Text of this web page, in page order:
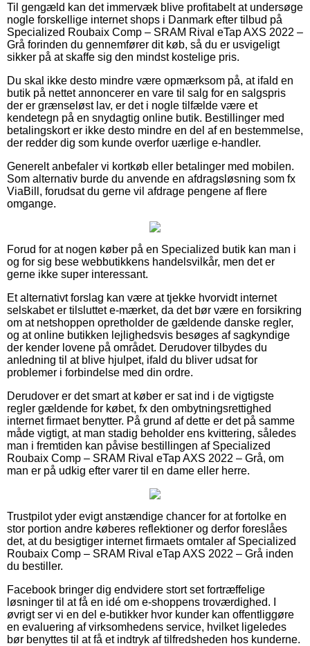
Til gengæld kan det immervæk blive profitabelt at undersøge
nogle forskellige internet shops i Danmark efter tilbud på
Specialized Roubaix Comp – SRAM Rival eTap AXS 2022 –
Grå forinden du gennemfører dit køb, så du er usvigeligt
sikker på at skaffe sig den mindst kostelige pris.
Du skal ikke desto mindre være opmærksom på, at ifald en
butik på nettet annoncerer en vare til salg for en salgspris
der er grænseløst lav, er det i nogle tilfælde være et
kendetegn på en snydagtig online butik. Bestillinger med
betalingskort er ikke desto mindre en del af en bestemmelse,
der redder dig som kunde overfor uærlige e-handler.
Generelt anbefaler vi kortkøb eller betalinger med mobilen.
Som alternativ burde du anvende en afdragsløsning som fx
ViaBill, forudsat du gerne vil afdrage pengene af flere
omgange.
Forud for at nogen køber på en Specialized butik kan man i
og for sig bese webbutikkens handelsvilkår, men det er
gerne ikke super interessant.
Et alternativt forslag kan være at tjekke hvorvidt internet
selskabet er tilsluttet e-mærket, da det bør være en forsikring
om at netshoppen opretholder de gældende danske regler,
og at online butikken lejlighedsvis besøges af sagkyndige
der kender lovene på området. Derudover tilbydes du
anledning til at blive hjulpet, ifald du bliver udsat for
problemer i forbindelse med din ordre.
Derudover er det smart at køber er sat ind i de vigtigste
regler gældende for købet, fx den ombytningsrettighed
internet firmaet benytter. På grund af dette er det på samme
måde vigtigt, at man stadig beholder ens kvittering, således
man i fremtiden kan påvise bestillingen af Specialized
Roubaix Comp – SRAM Rival eTap AXS 2022 – Grå, om
man er på udkig efter varer til en dame eller herre.
Trustpilot yder evigt anstændige chancer for at fortolke en
stor portion andre køberes reflektioner og derfor foreslåes
det, at du besigtiger internet firmaets omtaler af Specialized
Roubaix Comp – SRAM Rival eTap AXS 2022 – Grå inden
du bestiller.
Facebook bringer dig endvidere stort set fortræffelige
løsninger til at få en idé om e-shoppens troværdighed. I
øvrigt ser vi en del e-butikker hvor kunder kan offentliggøre
en evaluering af virksomhedens service, hvilket ligeledes
bør benyttes til at få et indtryk af tilfredsheden hos kunderne.